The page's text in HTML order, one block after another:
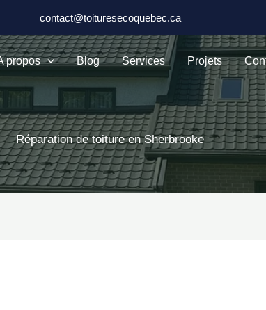
contact@toituresecoquebec.ca
propos Blog Services Projets
Réparation de toiture en Sherbrooke